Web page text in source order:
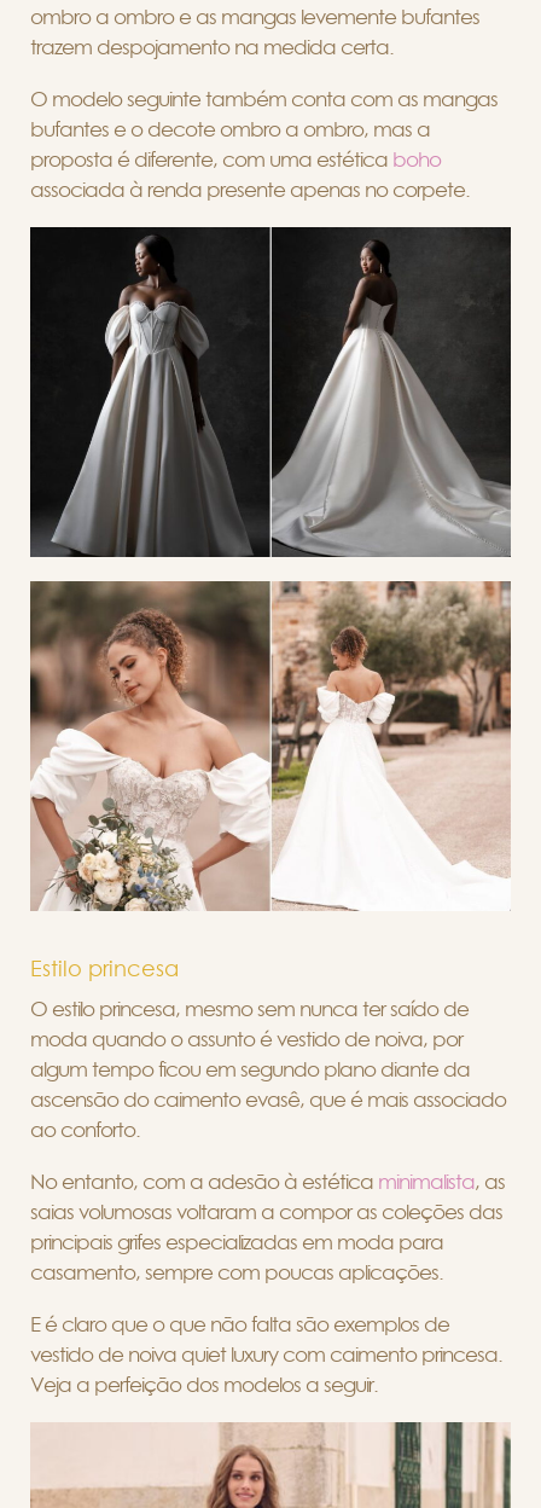
ombro a ombro e as mangas levemente bufantes
trazem despojamento na medida certa.
O modelo seguinte também conta com as mangas
bufantes e o decote ombro a ombro, mas a
proposta é diferente, com uma estética boho
associada à renda presente apenas no corpete.
Estilo princesa
O estilo princesa, mesmo sem nunca ter saído de
moda quando o assunto é vestido de noiva, por
algum tempo ficou em segundo plano diante da
ascensão do caimento evasê, que é mais associado
ao conforto.
No entanto, com a adesão à estética minimalista, as
saias volumosas voltaram a compor as coleções das
principais grifes especializadas em moda para
casamento, sempre com poucas aplicações.
E é claro que o que não falta são exemplos de
vestido de noiva quiet luxury com caimento princesa.
Veja a perfeição dos modelos a seguir.